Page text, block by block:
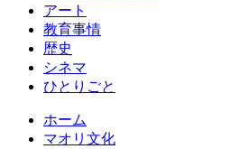
アート
教育事情
歴史
シネマ
ひとりごと
ホーム
マオリ文化